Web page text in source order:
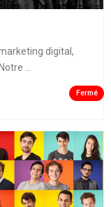
digital,
...
Fermé